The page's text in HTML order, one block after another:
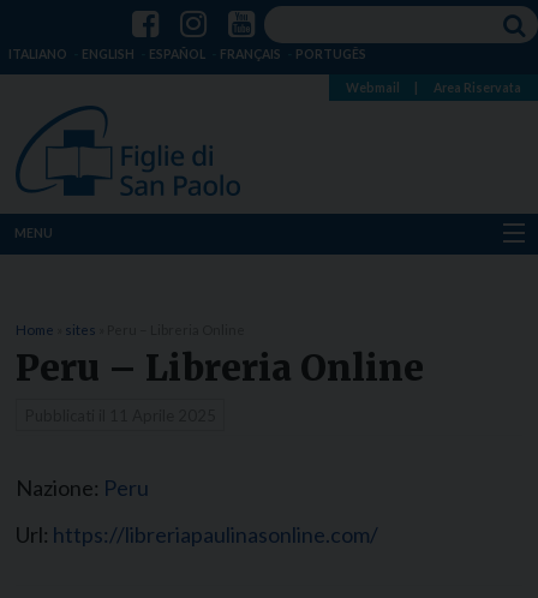
ITALIANO ENGLISH ESPAÑOL FRANÇAIS PORTUGÊS
Webmail Area Riservata
MENU
Dove siamo
Home sites
Peru – Libreria Online
Nazione: Peru
Url: https://libreriapaulinasonline.com/